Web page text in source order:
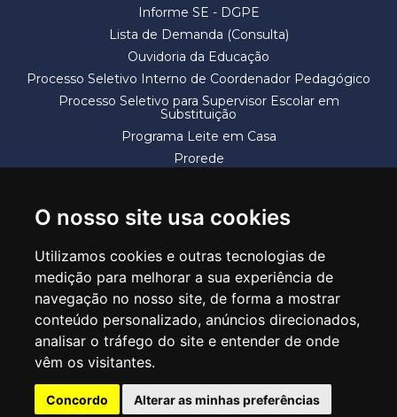
O nosso site usa cookies
Utilizamos cookies e outras tecnologias de
medição para melhorar a sua experiência de
navegação no nosso site, de forma a mostrar
conteúdo personalizado, anúncios direcionados,
analisar o tráfego do site e entender de onde
vêm os visitantes.
Concordo Alterar as minhas preferências
Informe SE - DGPE
Lista de Demanda (Consulta)
Ouvidoria da Educação
Processo Seletivo Interno de Coordenador Pedagógico
Processo Seletivo para Supervisor Escolar em
Substituição
Programa Leite em Casa
Prorede
SECRETARIA DE EDUCAÇÃO
Rua Claudino Barbosa, 313 - Macedo - Guarulhos/SP CEP 07113-040
Central de Atendimento: *55 11 2475-7300